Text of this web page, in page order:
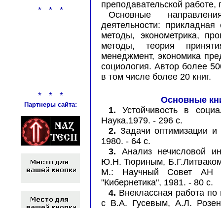
* * *
* * *
Партнеры сайта:
преподавательской
Основные
деятельности: прикладная
методы, эконометрика,
методы, теория
менеджмент, экономика
социология. Автор более
в том числе более 20 книг.
Основные
1. Устойчивость в
Наука,1979. - 296 с.
2. Задачи оптимизации
1980. - 64 с.
3. Анализ нечисловой
Ю.Н. Тюриным,
М.: Научный Совет АН
"Кибернетика", 1981. - 80 с.
4. Внеклассная работа по
с В.А. Гусевым, А.Л.